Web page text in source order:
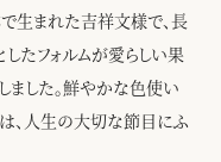
生まれた吉祥文様で、長
たフォルムが愛らしい果
ました。鮮やかな色使い
、人生の大切な節目にふ